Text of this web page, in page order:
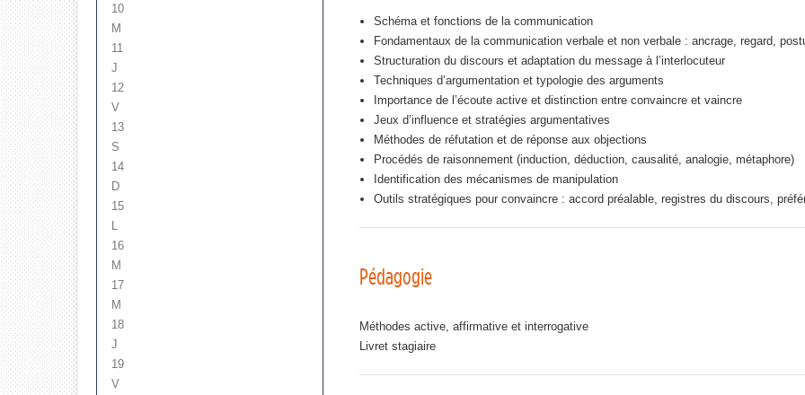
10
M
11
J
12
V
13
S
14
D
15
L
16
M
17
M
18
J
19
V
Schéma et fonctions de la communication
Fondamentaux de la communication verbale et non verbale : ancrage, regard,
Structuration du discours et adaptation du message à l’interlocuteur
Techniques d’argumentation et typologie des arguments
Importance de l’écoute active et distinction entre convaincre et vaincre
Jeux d’influence et stratégies argumentatives
Méthodes de réfutation et de réponse aux objections
Procédés de raisonnement (induction, déduction, causalité, analogie, métaphore)
Identification des mécanismes de manipulation
Outils stratégiques pour convaincre : accord préalable, registres du discours,
Pédagogie
Méthodes active, affirmative et interrogative
Livret stagiaire